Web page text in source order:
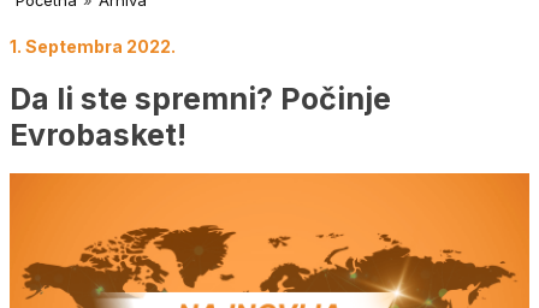
1. Septembra 2022.
Da li ste spremni? Počinje
Evrobasket!